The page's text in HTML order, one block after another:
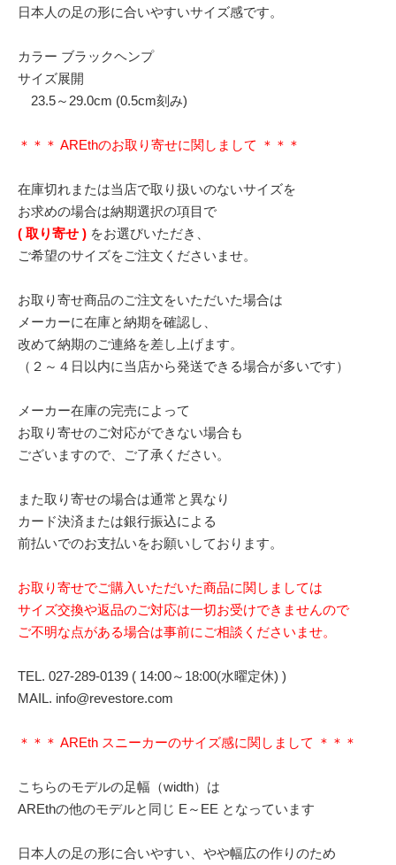
日本人の足の形に合いやすいサイズ感です。
カラー ブラックヘンプ
サイズ展開
23.5～29.0cm (0.5cm刻み)
＊＊＊ AREthのお取り寄せに関しまして ＊＊＊
在庫切れまたは当店で取り扱いのないサイズを
お求めの場合は納期選択の項目で
( 取り寄せ ) をお選びいただき、
ご希望のサイズをご注文くださいませ。
お取り寄せ商品のご注文をいただいた場合は
メーカーに在庫と納期を確認し、
改めて納期のご連絡を差し上げます。
（２～４日以内に当店から発送できる場合が多いです）
メーカー在庫の完売によって
お取り寄せのご対応ができない場合も
ございますので、ご了承ください。
また取り寄せの場合は通常と異なり
カード決済または銀行振込による
前払いでのお支払いをお願いしております。
お取り寄せでご購入いただいた商品に関しましては
サイズ交換や返品のご対応は一切お受けできませんので
ご不明な点がある場合は事前にご相談くださいませ。
TEL. 027-289-0139 ( 14:00～18:00(水曜定休) )
MAIL. info@revestore.com
＊＊＊ AREth スニーカーのサイズ感に関しまして ＊＊＊
こちらのモデルの足幅（width）は
AREthの他のモデルと同じ E～EE となっています
日本人の足の形に合いやすい、やや幅広の作りのため